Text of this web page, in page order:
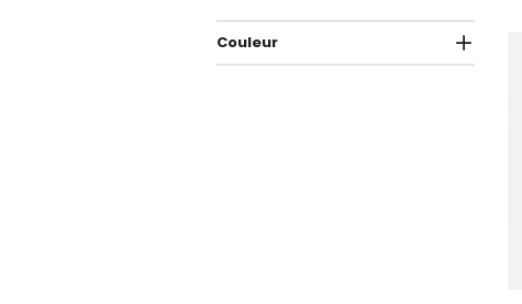
Couleur